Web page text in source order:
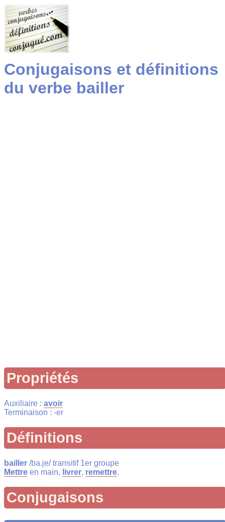
Conjugaisons et définitions
du verbe bailler
Propriétés
Auxiliaire : avoir
Terminaison : -er
Définitions
bailler /ba.je/ transitif 1er groupe
Mettre en main, livrer, remettre.
Conjugaisons